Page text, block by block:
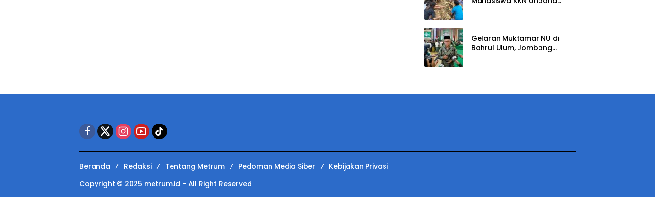
Gelaran Muktamar NU di
Bahrul Ulum, Jombang
Beranda Redaksi Tentang Metrum Pedoman Media Siber
Kebijakan Privasi
Copyright © 2025 metrum.id - All Right Reserved